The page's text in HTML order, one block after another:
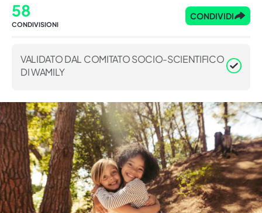
58
CONDIVISIONI
CONDIVIDI
VALIDATO DAL COMITATO SOCIO-SCIENTIFICO
DI WAMILY